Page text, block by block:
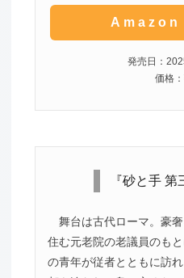
Amazon
発売日：
価格
『砂と手 第
舞台は古代ローマ。豪
住む元老院の老議員のも
の青年が従者とともに訪